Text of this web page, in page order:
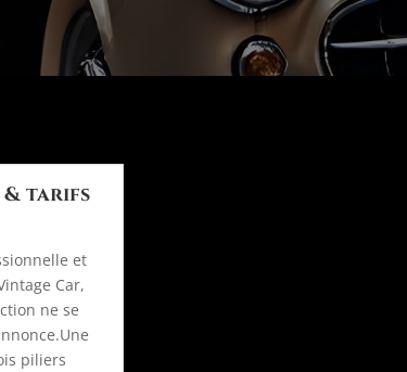
& tarifs
et
Car,
ne se
piliers